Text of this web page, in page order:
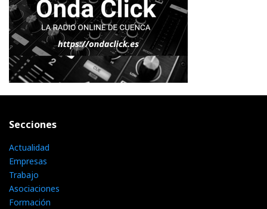
Secciones
Actualidad
Empresas
Trabajo
Asociaciones
Formación